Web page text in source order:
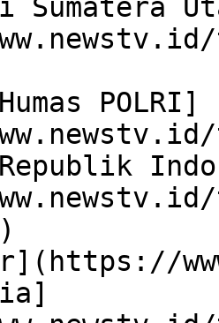
Sumatera
POLRI]